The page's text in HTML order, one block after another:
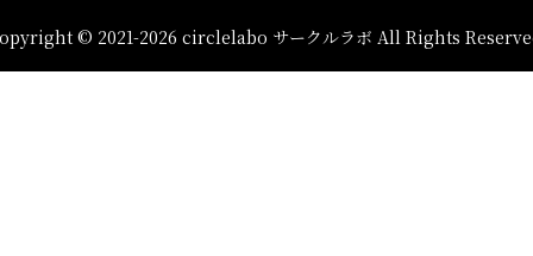
© 2021-2026 circlelabo サークルラボ All Rights